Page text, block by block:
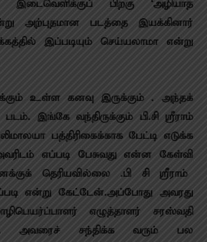
பிறகு ‘அழியாத
அற்புதமான படத்தை இயக்கினார்
இப்படியும் செய்யலாமா என்று
உள்ள கனவு இருக்கும் . அந்தக்
இங்கே வந்திருக்கும் பி.சி ஸ்ரீராம்
பத்திரிகைக்காக பேட்டி எடுக்க
எப்படி பேசுவது என்ன கேள்வி
தெரியவில்லை .பி சி ஸ்ரீராம்
என்று கேட்டேன்.அப்போது அவரது
எழுத்தாளர் சரஸ்வதி
அவரைச் சந்திக்க வரும் பல